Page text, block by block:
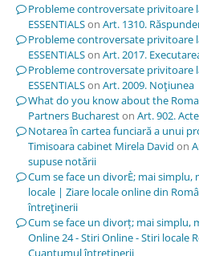
Probleme controversate privitoare
ESSENTIALSon Art. 1310.
Probleme controversate privitoare
ESSENTIALSon Art. 2017.
Probleme controversate privitoare
ESSENTIALSon Art. 2009. Noţiunea
What do you know about the
Partners Buchareston Art. 902.
Notarea în cartea funciară a unui
Timisoara cabinet Mirela David on
supuse notării
Cum se face un divorÈ; mai simplu,
locale | Ziare locale online din
întreţinerii
Cum se face un divorț; mai simplu,
Online 24 - Stiri Online - Stiri locale
Cuantumul întreţinerii